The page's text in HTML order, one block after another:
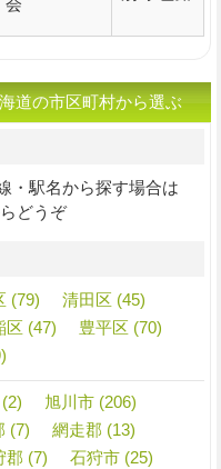
会
道の市区町村から選ぶ
・駅名から探す場合は
どうぞ
(79)
清田区 (45)
区 (47)
豊平区 (70)
旭川市 (206)
(7)
網走郡 (13)
郡 (7)
石狩市 (25)